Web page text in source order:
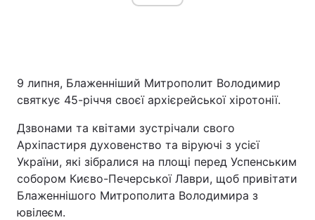
9 липня, Блаженніший Митрополит Володимир
святкує 45-річчя своєї архієрейської хіротонії.
Дзвонами та квітами зустрічали свого
Архіпастиря духовенство та віруючі з усієї
України, які зібралися на площі перед Успенським
собором Києво-Печерської Лаври, щоб привітати
Блаженнішого Митрополита Володимира з
ювілеєм.